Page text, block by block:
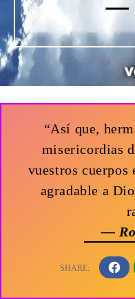
“Así que,
misericordias
vuestros
agradable a
—